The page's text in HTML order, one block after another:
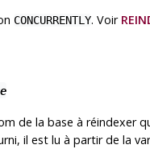
CONCURRENTLY. Voir
de la base à réindexer
il est lu à partir de la